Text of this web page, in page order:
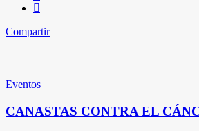
Compartir
Eventos
CANASTAS CONTRA EL